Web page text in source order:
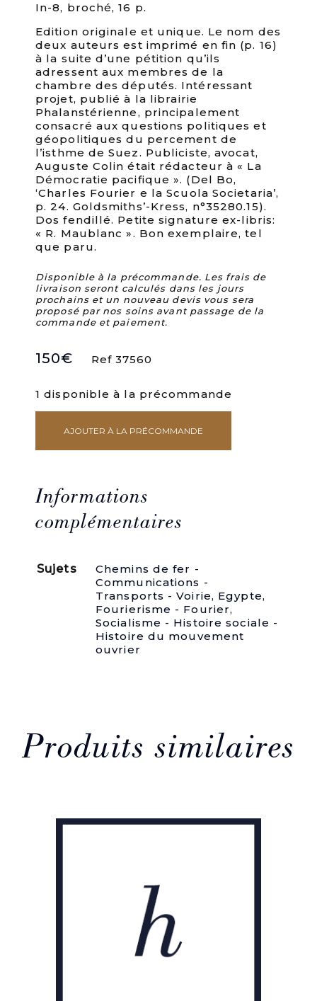
In-8, broché, 16 p.
Edition originale et unique. Le nom des
deux auteurs est imprimé en fin (p. 16)
à la suite d’une pétition qu’ils
adressent aux membres de la
chambre des députés. Intéressant
projet, publié à la librairie
Phalanstérienne, principalement
consacré aux questions politiques et
géopolitiques du percement de
l’isthme de Suez. Publiciste, avocat,
Auguste Colin était rédacteur à « La
Démocratie pacifique ». (Del Bo,
‘Charles Fourier e la Scuola Societaria’,
p. 24. Goldsmiths’-Kress, n°35280.15).
Dos fendillé. Petite signature ex-libris:
« R. Maublanc ». Bon exemplaire, tel
que paru.
Disponible à la précommande. Les frais de
livraison seront calculés dans les jours
prochains et un nouveau devis vous sera
proposé par nos soins avant passage de la
commande et paiement.
150€ Ref 37560
1 disponible à la précommande
quantité
de
listhme
de
Suez.
Création
la
première
universelle
AJOUTER À LA PRÉCOMMANDE
Informations
complémentaires
Sujets
Chemins de fer -
Communications -
Transports - Voirie, Egypte,
Fourierisme - Fourier,
Socialisme - Histoire sociale -
Histoire du mouvement
ouvrier
Produits similaires